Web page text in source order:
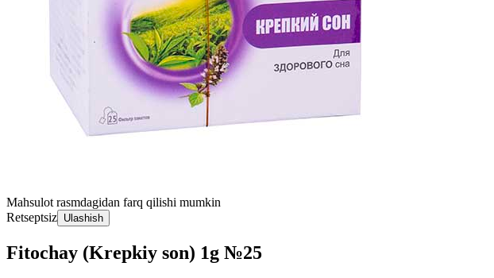
Mahsulot rasmdagidan farq qilishi mumkin
Retseptsiz Ulashish
Fitochay (Krepkiy son) 1g №25